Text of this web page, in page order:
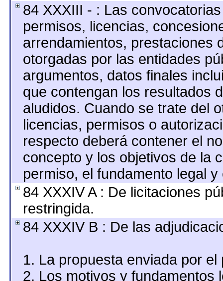
84 XXXIII - : Las
permisos, licencias,
arrendamientos, prestaciones
otorgadas por las entidades
argumentos, datos finales
que contengan los resultados
aludidos. Cuando se trate del
licencias, permisos o
respecto deberá contener el
concepto y los objetivos de la
permiso, el fundamento legal
84 XXXIV A : De licitaciones
restringida.
84 XXXIV B : De las
1. La propuesta enviada por el
2. Los motivos y fundamentos